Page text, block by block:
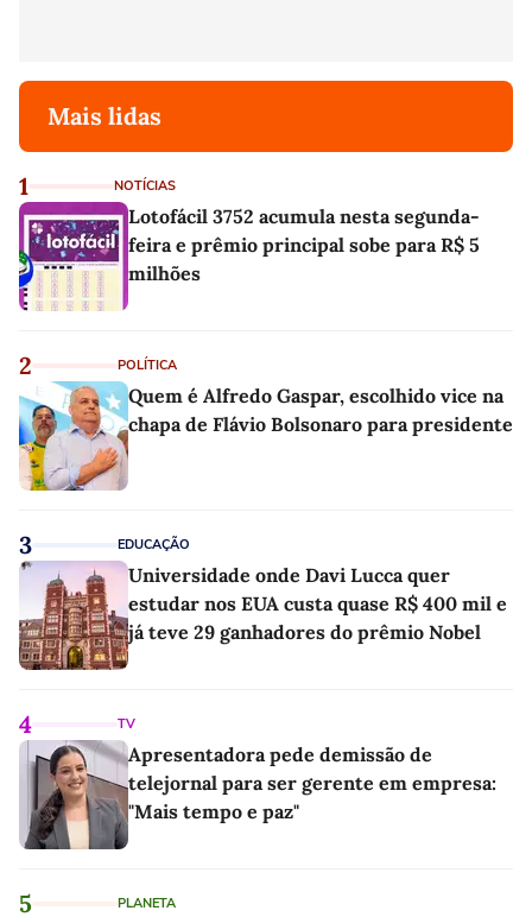
Mais lidas
1 NOTÍCIAS
Lotofácil 3752 acumula nesta segunda-
feira e prêmio principal sobe para R$ 5
milhões
2 POLÍTICA
Quem é Alfredo Gaspar, escolhido vice na
chapa de Flávio Bolsonaro para presidente
3 EDUCAÇÃO
Universidade onde Davi Lucca quer
estudar nos EUA custa quase R$ 400 mil e
já teve 29 ganhadores do prêmio Nobel
4 TV
Apresentadora pede demissão de
telejornal para ser gerente em empresa:
"Mais tempo e paz"
5 PLANETA